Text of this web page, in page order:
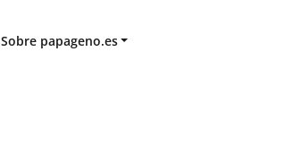
Sobre papageno.es